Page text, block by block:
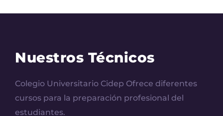
Nuestros Técnicos
Colegio Universitario Cidep Ofrece diferentes
cursos para la preparación profesional del
estudiantes.